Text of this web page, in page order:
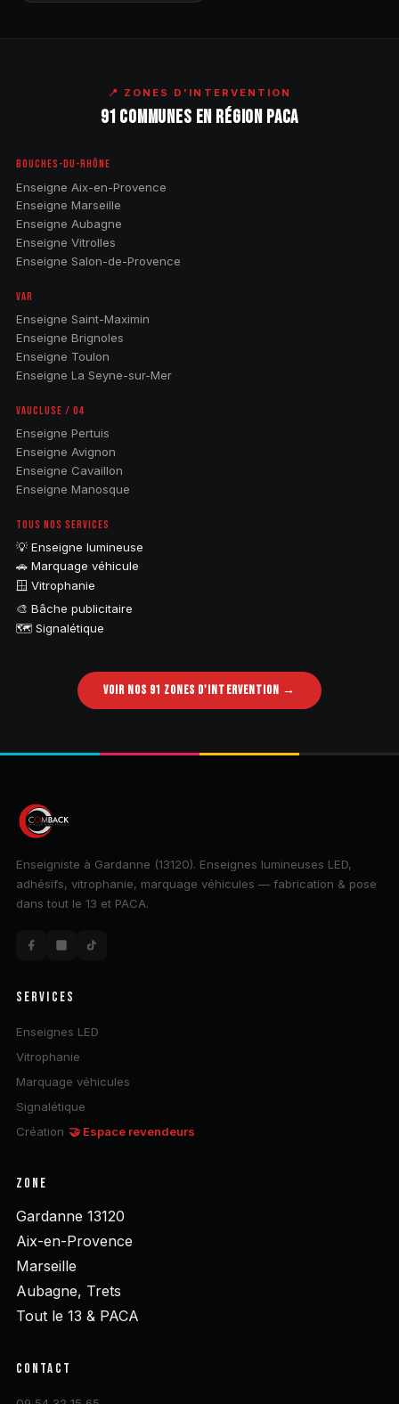
📍 ZONES D'INTERVENTION
91 COMMUNES EN RÉGION PACA
BOUCHES-DU-RHÔNE
Enseigne Aix-en-Provence
Enseigne Marseille
Enseigne Aubagne
Enseigne Vitrolles
Enseigne Salon-de-Provence
VAR
Enseigne Saint-Maximin
Enseigne Brignoles
Enseigne Toulon
Enseigne La Seyne-sur-Mer
VAUCLUSE / 04
Enseigne Pertuis
Enseigne Avignon
Enseigne Cavaillon
Enseigne Manosque
TOUS NOS SERVICES
💡 Enseigne lumineuse
🚗 Marquage véhicule
🪟 Vitrophanie
🎨 Bâche publicitaire
🗺️ Signalétique
VOIR NOS 91 ZONES D'INTERVENTION →
Enseigniste à Gardanne (13120). Enseignes lumineuses LED,
adhésifs, vitrophanie, marquage véhicules — fabrication & pose
dans tout le 13 et PACA.
SERVICES
Enseignes LED
Vitrophanie
Marquage véhicules
Signalétique
Création 🤝 Espace revendeurs
ZONE
Gardanne 13120
Aix-en-Provence
Marseille
Aubagne, Trets
Tout le 13 & PACA
CONTACT